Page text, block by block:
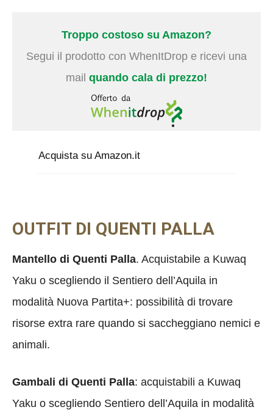
Troppo costoso su Amazon?
Segui il prodotto con WhenItDrop e ricevi una
mail quando cala di prezzo!
Acquista su Amazon.it
OUTFIT DI QUENTI PALLA
Mantello di Quenti Palla. Acquistabile a Kuwaq
Yaku o scegliendo il Sentiero dell’Aquila in
modalità Nuova Partita+: possibilità di trovare
risorse extra rare quando si saccheggiano nemici e
animali.
Gambali di Quenti Palla: acquistabili a Kuwaq
Yaku o scegliendo Sentiero dell’Aquila in modalità